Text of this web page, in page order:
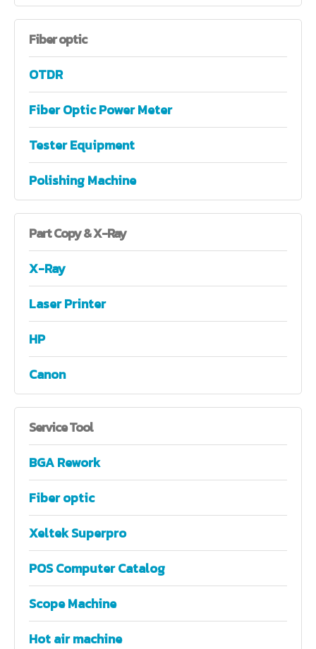
Fiberoptic
OTDR
Fiber Optic Power Meter
Tester Equipment
Polishing Machine
PartCopy & X-Ray
X-Ray
Laser Printer
HP
Canon
ServiceTool
BGA Rework
Fiber optic
Xeltek Superpro
POS Computer Catalog
Scope Machine
Hot air machine